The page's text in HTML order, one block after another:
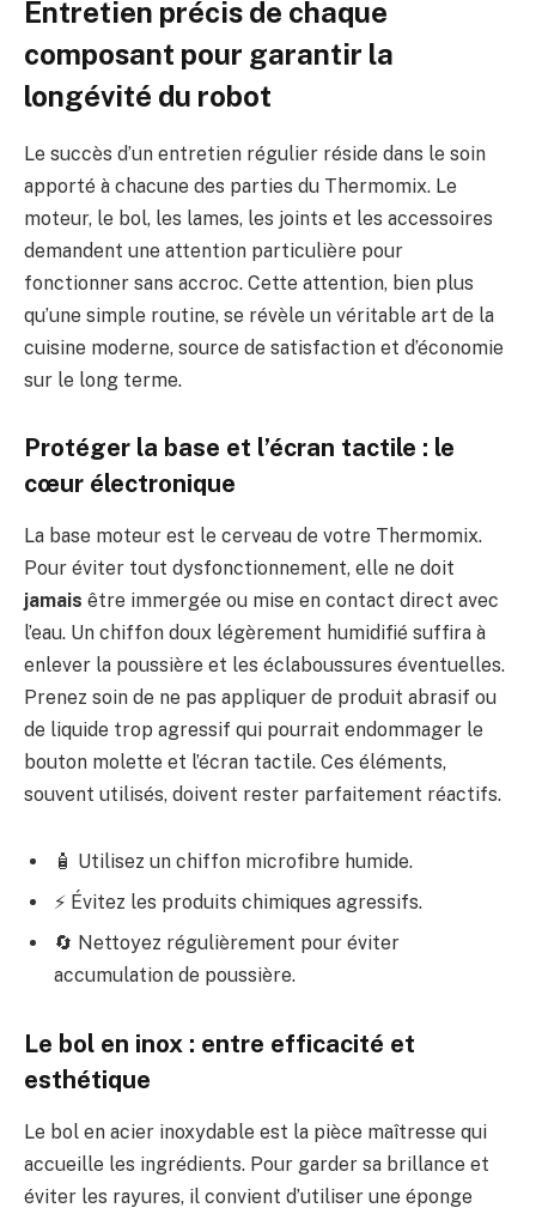
Entretien précis de chaque
composant pour garantir la
longévité du robot
Le succès d’un entretien régulier réside dans le soin
apporté à chacune des parties du Thermomix. Le
moteur, le bol, les lames, les joints et les accessoires
demandent une attention particulière pour
fonctionner sans accroc. Cette attention, bien plus
qu’une simple routine, se révèle un véritable art de la
cuisine moderne, source de satisfaction et d’économie
sur le long terme.
Protéger la base et l’écran tactile : le
cœur électronique
La base moteur est le cerveau de votre Thermomix.
Pour éviter tout dysfonctionnement, elle ne doit
jamais être immergée ou mise en contact direct avec
l’eau. Un chiffon doux légèrement humidifié suffira à
enlever la poussière et les éclaboussures éventuelles.
Prenez soin de ne pas appliquer de produit abrasif ou
de liquide trop agressif qui pourrait endommager le
bouton molette et l’écran tactile. Ces éléments,
souvent utilisés, doivent rester parfaitement réactifs.
🧴 Utilisez un chiffon microfibre humide.
⚡ Évitez les produits chimiques agressifs.
🔄 Nettoyez régulièrement pour éviter
accumulation de poussière.
Le bol en inox : entre efficacité et
esthétique
Le bol en acier inoxydable est la pièce maîtresse qui
accueille les ingrédients. Pour garder sa brillance et
éviter les rayures, il convient d’utiliser une éponge